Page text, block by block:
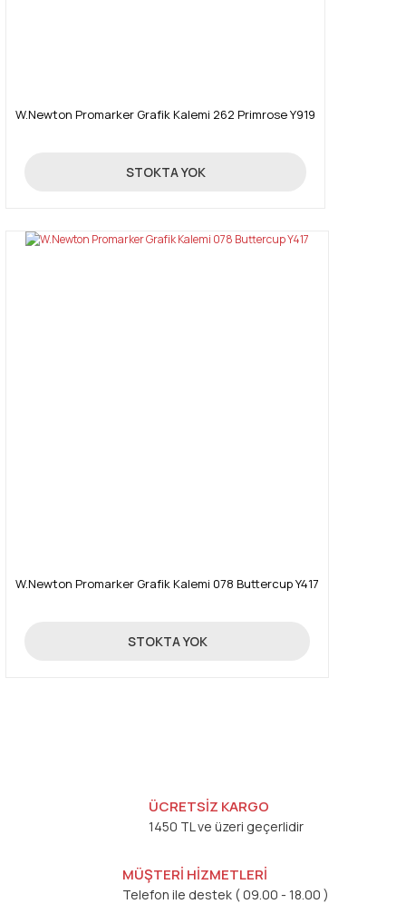
W.Newton Promarker Grafik Kalemi 262 Primrose Y919
19,90 TL
STOKTA YOK
W.Newton Promarker Grafik Kalemi 078 Buttercup Y417
19,90 TL
STOKTA YOK
ÜCRETSİZ KARGO
1450 TL ve üzeri geçerlidir
MÜŞTERİ HİZMETLERİ
Telefon ile destek ( 09.00 - 18.00 )